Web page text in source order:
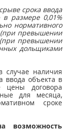
срока ввода
размере 0,01%
нормативного
(при превышении
(при превышении
дольщиками
наличия
ввода объекта в
цены договора
для месяца,
сроке
возможность